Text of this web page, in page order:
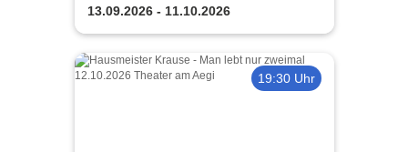
Staatstheater Hannover
13.09.2026 - 11.10.2026
19:30 Uhr